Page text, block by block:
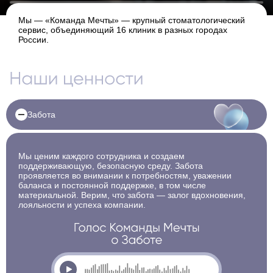
Мы — «Команда Мечты» — крупный стоматологический
сервис, объединяющий 16 клиник в разных городах
России.
Наши ценности
Показать/скрыть подробности
Забота
Мы ценим каждого сотрудника и создаем
поддерживающую, безопасную среду. Забота
проявляется во внимании к потребностям, уважении
баланса и постоянной поддержке, в том числе
материальной. Верим, что забота — залог вдохновения,
лояльности и успеха компании.